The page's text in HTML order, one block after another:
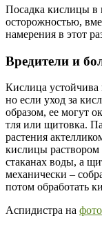
Посадка кислицы в
осторожностью,
намерения в этот
Вредители и
Кислица
но если уход за
образом, ее могут
тля или щитовка.
растения
кислицы
стаканах воды, а
механически –
потом обработать
Аспидистра на